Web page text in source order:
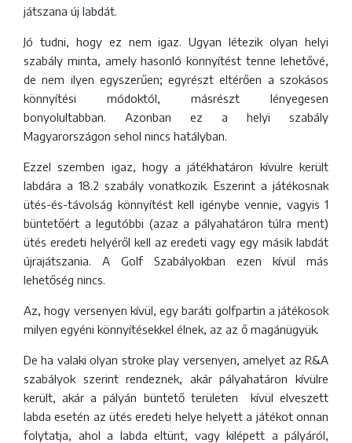
játszana új labdát.
Jó tudni, hogy ez nem igaz. Ugyan létezik olyan helyi
szabály minta, amely hasonló könnyítést tenne lehetővé,
de nem ilyen egyszerűen; egyrészt eltérően a szokásos
könnyítési módoktól, másrészt lényegesen
bonyolultabban. Azonban ez a helyi szabály
Magyarországon sehol nincs hatályban.
Ezzel szemben igaz, hogy a játékhatáron kívülre került
labdára a 18.2 szabály vonatkozik. Eszerint a játékosnak
ütés-és-távolság könnyítést kell igénybe vennie, vagyis 1
büntetőért a legutóbbi (azaz a pályahatáron túlra ment)
ütés eredeti helyéről kell az eredeti vagy egy másik labdát
újrajátszania. A Golf Szabályokban ezen kívül más
lehetőség nincs.
Az, hogy versenyen kívül, egy baráti golfpartin a játékosok
milyen egyéni könnyítésekkel élnek, az az ő magánügyük.
De ha valaki olyan stroke play versenyen, amelyet az R&A
szabályok szerint rendeznek, akár pályahatáron kívülre
került, akár a pályán büntető területen kívül elveszett
labda esetén az ütés eredeti helye helyett a játékot onnan
folytatja, ahol a labda eltünt, vagy kilépett a pályáról,